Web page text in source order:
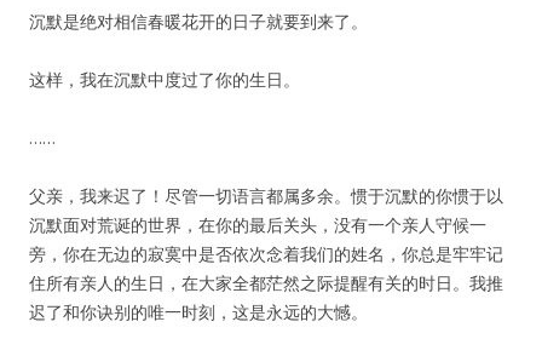
沉默是绝对相信春暖花开的日子就要到来了。
这样，我在沉默中度过了你的生日。
……
父亲，我来迟了！尽管一切语言都属多余。惯于沉默的你惯于以
沉默面对荒诞的世界，在你的最后关头，没有一个亲人守候一
旁，你在无边的寂寞中是否依次念着我们的姓名，你总是牢牢记
住所有亲人的生日，在大家全都茫然之际提醒有关的时日。我推
迟了和你诀别的唯一时刻，这是永远的大憾。